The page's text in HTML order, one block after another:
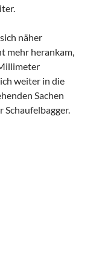
näher
mehr herankam,
weiter in die
Sachen